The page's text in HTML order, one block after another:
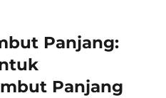
Panjang:
Panjang